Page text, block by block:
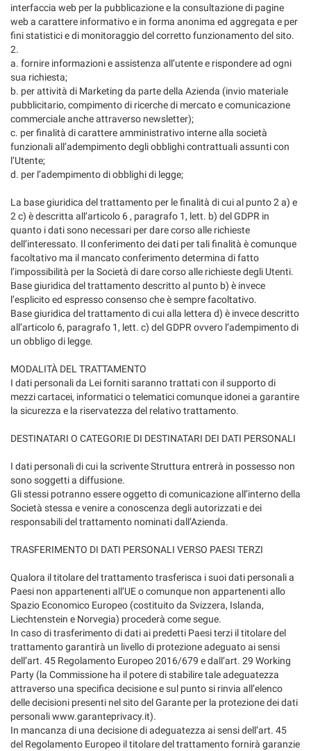
interfaccia web per la pubblicazione e la consultazione di pagine
web a carattere informativo e in forma anonima ed aggregata e per
fini statistici e di monitoraggio del corretto funzionamento del sito.
2.
a. fornire informazioni e assistenza all’utente e rispondere ad ogni
sua richiesta;
b. per attività di Marketing da parte della Azienda (invio materiale
pubblicitario, compimento di ricerche di mercato e comunicazione
commerciale anche attraverso newsletter);
c. per finalità di carattere amministrativo interne alla società
funzionali all’adempimento degli obblighi contrattuali assunti con
l’Utente;
d. per l’adempimento di obblighi di legge;
La base giuridica del trattamento per le finalità di cui al punto 2 a) e
2 c) è descritta all’articolo 6 , paragrafo 1, lett. b) del GDPR in
quanto i dati sono necessari per dare corso alle richieste
dell’interessato. Il conferimento dei dati per tali finalità è comunque
facoltativo ma il mancato conferimento determina di fatto
l’impossibilità per la Società di dare corso alle richieste degli Utenti.
Base giuridica del trattamento descritto al punto b) è invece
l’esplicito ed espresso consenso che è sempre facoltativo.
Base giuridica del trattamento di cui alla lettera d) è invece descritto
all’articolo 6, paragrafo 1, lett. c) del GDPR ovvero l’adempimento di
un obbligo di legge.
MODALITÀ DEL TRATTAMENTO
I dati personali da Lei forniti saranno trattati con il supporto di
mezzi cartacei, informatici o telematici comunque idonei a garantire
la sicurezza e la riservatezza del relativo trattamento.
DESTINATARI O CATEGORIE DI DESTINATARI DEI DATI PERSONALI
I dati personali di cui la scrivente Struttura entrerà in possesso non
sono soggetti a diffusione.
Gli stessi potranno essere oggetto di comunicazione all’interno della
Società stessa e venire a conoscenza degli autorizzati e dei
responsabili del trattamento nominati dall’Azienda.
TRASFERIMENTO DI DATI PERSONALI VERSO PAESI TERZI
Qualora il titolare del trattamento trasferisca i suoi dati personali a
Paesi non appartenenti all’UE o comunque non appartenenti allo
Spazio Economico Europeo (costituito da Svizzera, Islanda,
Liechtenstein e Norvegia) procederà come segue.
In caso di trasferimento di dati ai predetti Paesi terzi il titolare del
trattamento garantirà un livello di protezione adeguato ai sensi
dell’art. 45 Regolamento Europeo 2016/679 e dall’art. 29 Working
Party (la Commissione ha il potere di stabilire tale adeguatezza
attraverso una specifica decisione e sul punto si rinvia all’elenco
delle decisioni presenti nel sito del Garante per la protezione dei dati
personali www.garanteprivacy.it).
In mancanza di una decisione di adeguatezza ai sensi dell’art. 45
del Regolamento Europeo il titolare del trattamento fornirà garanzie